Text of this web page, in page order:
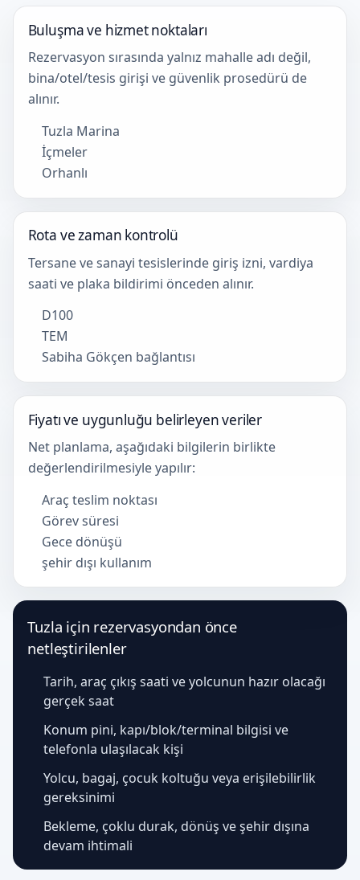
Buluşma ve hizmet noktaları
Rezervasyon sırasında yalnız mahalle adı değil,
bina/otel/tesis girişi ve güvenlik prosedürü de
alınır.
Tuzla Marina
İçmeler
Orhanlı
Rota ve zaman kontrolü
Tersane ve sanayi tesislerinde giriş izni, vardiya
saati ve plaka bildirimi önceden alınır.
D100
TEM
Sabiha Gökçen bağlantısı
Fiyatı ve uygunluğu belirleyen veriler
Net planlama, aşağıdaki bilgilerin birlikte
değerlendirilmesiyle yapılır:
Araç teslim noktası
Görev süresi
Gece dönüşü
şehir dışı kullanım
Tuzla için rezervasyondan önce
netleştirilenler
Tarih, araç çıkış saati ve yolcunun hazır olacağı
gerçek saat
Konum pini, kapı/blok/terminal bilgisi ve
telefonla ulaşılacak kişi
Yolcu, bagaj, çocuk koltuğu veya erişilebilirlik
gereksinimi
Bekleme, çoklu durak, dönüş ve şehir dışına
devam ihtimali